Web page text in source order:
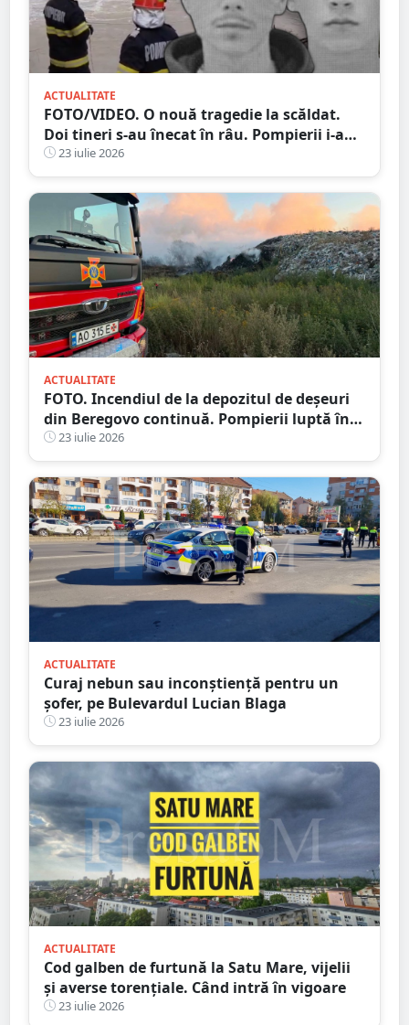
ACTUALITATE
FOTO/VIDEO. O nouă tragedie la scăldat.
Doi tineri s-au înecat în râu. Pompierii i-au
găsit după două zile
23 iulie 2026
ACTUALITATE
FOTO. Incendiul de la depozitul de deșeuri
din Beregovo continuă. Pompierii luptă în
continuare cu focarele ascunse
23 iulie 2026
ACTUALITATE
Curaj nebun sau inconștiență pentru un
șofer, pe Bulevardul Lucian Blaga
23 iulie 2026
ACTUALITATE
Cod galben de furtună la Satu Mare, vijelii
și averse torențiale. Când intră în vigoare
23 iulie 2026